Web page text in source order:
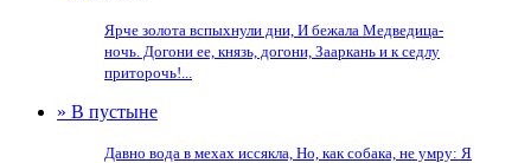
Ярче золота вспыхнули дни, И бежала Медведица-
ночь. Догони ее, князь, догони, Зааркань и к седлу
приторочь!...
» В пустыне
Давно вода в мехах иссякла, Но, как собака, не умру: Я